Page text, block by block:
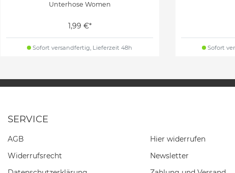
Unterhose Women
1,99 €*
Sofort versandfertig, Lieferzeit 48h Sofort
SERVICE
AGB
Widerrufs­recht
Hier widerrufen
Newsletter